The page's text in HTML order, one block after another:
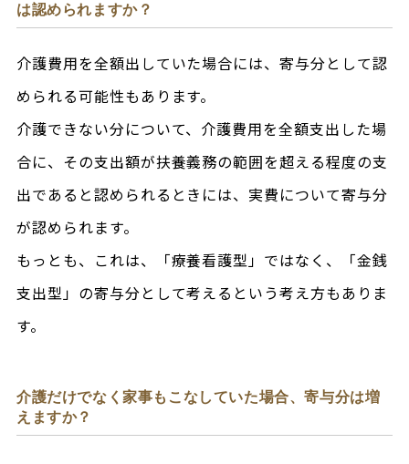
は認められますか？
介護費用を全額出していた場合には、寄与分として認
められる可能性もあります。
介護できない分について、介護費用を全額支出した場
合に、その支出額が扶養義務の範囲を超える程度の支
出であると認められるときには、実費について寄与分
が認められます。
もっとも、これは、「療養看護型」ではなく、「金銭
支出型」の寄与分として考えるという考え方もありま
す。
介護だけでなく家事もこなしていた場合、寄与分は増
えますか？